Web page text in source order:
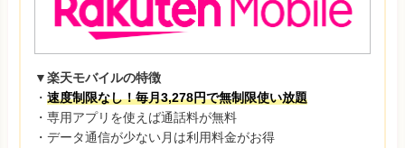
▼楽天モバイルの特徴
・ 速度制限なし！毎月3,278円で無制限使い放題
・専用アプリを使えば通話料が無料
・データ通信が少ない月は利用料金がお得